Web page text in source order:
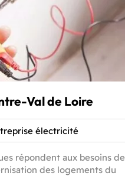
Val de Loire
électricité
répondent aux besoins de
des logements du